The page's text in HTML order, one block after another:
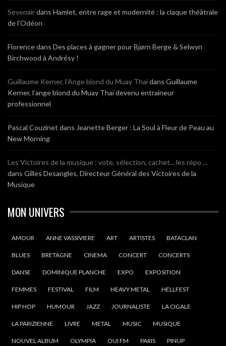
Sevenairdans Hamlet, entre rage et modernité : la claque théâtrale
de l’Odéon
Florencedans Des places à gagner pour Bjørn Berge & Selwyn
Birchwood à Andrésy !
Guillaume Kerner, l’Ange blond du Muay Thaïdans Guillaume
Kerner, l’ange blond du Muay Thaï devenu entraineur
professionnel
Pascal Couzinet dans Jeanette Berger : La Soul à Fleur de Peau au
New Morning
Les Victoires de la musique : vote, sélection, cachet... les répo ...
dans Gilles Desangles, Directeur Général des Victoires de la
Musique
MON UNIVERS
AMOUR ANNE VASSIVIERE ART ARTISTES BATACLAN
BLUES BRETAGNE CINEMA CONCERT CONCERTS
DANSE DOMINIQUE PLANCHE EXPO EXPOSITION
FEMMES FESTIVAL FILM HEAVY METAL HELLFEST
HIP HOP HUMOUR JAZZ JOURNALISTE LA CIGALE
LA PARIZIENNE LIVRE METAL MUSIC MUSIQUE
NOUVEL ALBUM OLYMPIA OUI FM PARIS PINUP